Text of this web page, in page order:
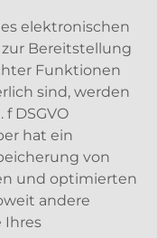
elektronischen
Bereitstellung
Funktionen
sind, werden
f DSGVO
hat ein
von
und optimierten
andere
Ihres